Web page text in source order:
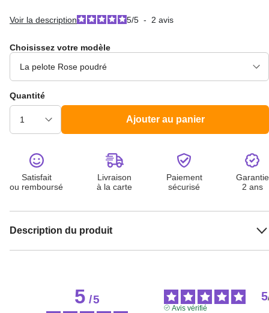
Voir la description 5/5 - 2 avis
Choisissez votre modèle
Quantité
Ajouter au panier
Satisfait
ou remboursé
Livraison
à la carte
Paiement
sécurisé
Garantie
2 ans
Description du produit
5/5 5
Avis vérifié